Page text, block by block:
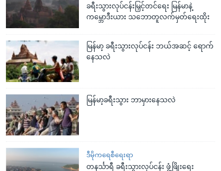
ခရီးသွားလုပ်ငန်းမြှင့်တင်ရေး မြန်မာနဲ့
ကမ္ဘောဒီးယား သဘောတူလက်မှတ်ရေးထိုး
မြန်မာ့ ခရီးသွားလုပ်ငန်း ဘယ်အဆင့် ရောက်
နေသလဲ
မြန်မာ့ခရီးသွား ဘာမှားနေသလဲ
ဒီမိုကရေစီရေးရာ
တနင်္သာရီ ခရီးသွားလုပ်ငန်း ဖွံ့ဖြိုးရေး